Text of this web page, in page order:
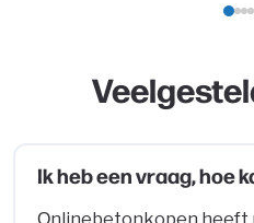
Ik heb een vraag, hoe